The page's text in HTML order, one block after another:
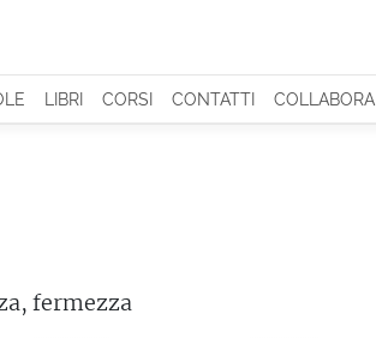
LIBRI CORSI CONTATTI COLLABORA
fermezza